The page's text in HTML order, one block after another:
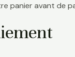
panier avant de